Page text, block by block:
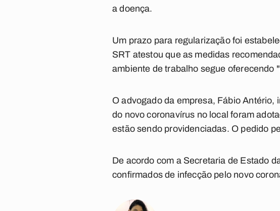
a doença.
Um prazo para regularização foi
SRT atestou que as medidas
ambiente de trabalho segue oferecendo
O advogado da empresa, Fábio
do novo coronavírus no local foram
estão sendo providenciadas. O pedido
De acordo com a Secretaria de Estado
confirmados de infecção pelo novo